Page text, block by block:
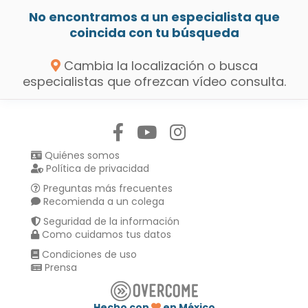
No encontramos a un especialista que
coincida con tu búsqueda
Cambia la localización o busca
especialistas que ofrezcan vídeo consulta.
Quiénes somos
Política de privacidad
Preguntas más frecuentes
Recomienda a un colega
Seguridad de la información
Como cuidamos tus datos
Condiciones de uso
Prensa